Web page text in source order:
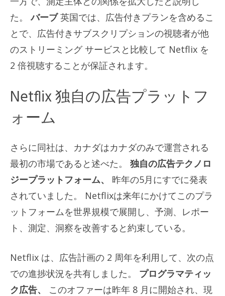
た。バーブ英国では、広告付きプランを含めるこ
とで、広告付きサブスクリプションの視聴者が他
のストリーミング サービスと比較して Netflix を
2 倍視聴することが保証されます。
Netflix 独自の広告プラットフ
ォーム
さらに同社は、カナダはカナダのみで運営される
最初の市場であると述べた。 独自の広告テクノロ
ジープラットフォーム、
昨年の5月にすでに発表
されていました。 Netflixは来年にかけてこのプラ
ットフォームを世界規模で展開し、予測、レポー
ト、測定、洞察を改善すると約束している。
Netflix は、広告計画の 2 周年を利用して、次の点
での進捗状況を共有しました。
プログラマティッ
ク広告、
このオファーは昨年 8 月に開始され、現